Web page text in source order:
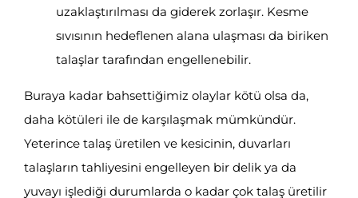
uzaklaştırılması da giderek zorlaşır. Kesme
sıvısının hedeflenen alana ulaşması da biriken
talaşlar tarafından engellenebilir.
Buraya kadar bahsettiğimiz olaylar kötü olsa da,
daha kötüleri ile de karşılaşmak mümkündür.
Yeterince talaş üretilen ve kesicinin, duvarları
talaşların tahliyesini engelleyen bir delik ya da
yuvayı işlediği durumlarda o kadar çok talaş üretilir